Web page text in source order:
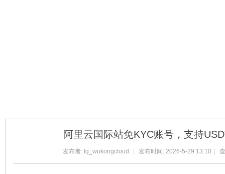
阿里云国际站免KYC账号，支持
发布者: tg_wukongcloud 发布时间: 2026-5-29 13:10